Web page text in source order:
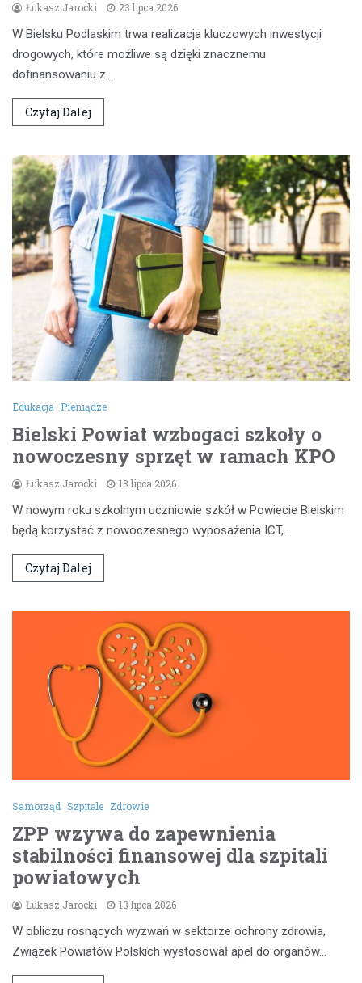
Łukasz Jarocki 23 lipca 2026
W Bielsku Podlaskim trwa realizacja kluczowych inwestycji
drogowych, które możliwe są dzięki znacznemu
dofinansowaniu z…
Czytaj Dalej
Edukacja Pieniądze
Bielski Powiat wzbogaci szkoły o
nowoczesny sprzęt w ramach KPO
Łukasz Jarocki 13 lipca 2026
W nowym roku szkolnym uczniowie szkół w Powiecie Bielskim
będą korzystać z nowoczesnego wyposażenia ICT,…
Czytaj Dalej
Samorząd Szpitale Zdrowie
ZPP wzywa do zapewnienia
stabilności finansowej dla szpitali
powiatowych
Łukasz Jarocki 13 lipca 2026
W obliczu rosnących wyzwań w sektorze ochrony zdrowia,
Związek Powiatów Polskich wystosował apel do organów…